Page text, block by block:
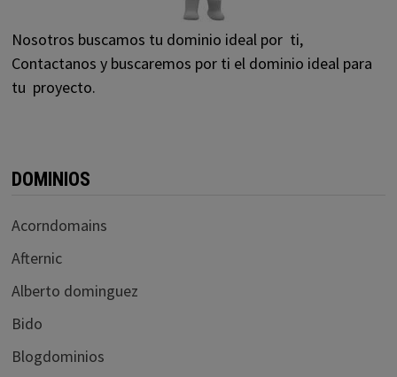
Nosotros buscamos tu dominio ideal por ti,
Contactanos y buscaremos por ti el dominio ideal para
tu proyecto.
DOMINIOS
Acorndomains
Afternic
Alberto dominguez
Bido
Blogdominios